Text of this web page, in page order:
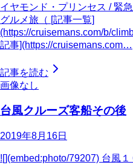
イヤモンド・プリンセス / 緊
グルメ旅（ [記事一覧]
(https://cruisemans.com/b/
記事](https://cruisemans.com…
記事を読む
画像なし
台風クルーズ客船その後
2019年8月16日
![](embed:photo/79207) 台風